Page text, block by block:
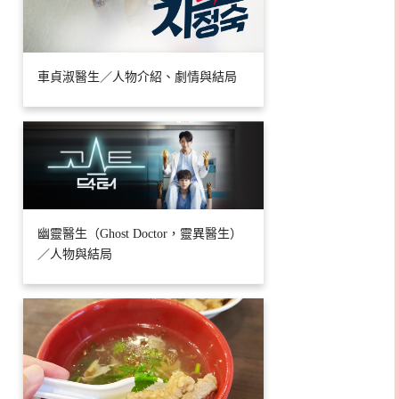
車貞淑醫生／人物介紹、劇情與結局
幽靈醫生（Ghost Doctor，靈異醫生）
／人物與結局